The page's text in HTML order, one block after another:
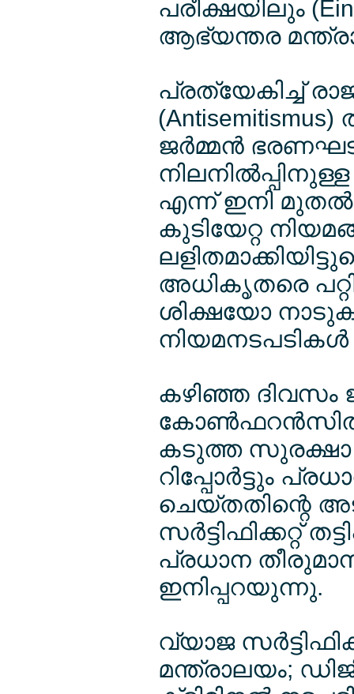
പരീക്ഷയിലും
ആഭ്യന്തര
പ്രത്യേകിച്ച്
ജര്‍മ്മന്‍
എന്ന് ഇനി മുതല്‍
കുടിയേറ്റ
അധികൃതരെ
ശിക്ഷയോ
നിയമനടപടികള്‍
കഴിഞ്ഞ ദിവസം
കോണ്‍ഫറന്‍സില്‍
കടുത്ത സുരക്ഷാ
റിപ്പോര്‍ട്ടും
ചെയ്തതിന്റെ
സര്‍ട്ടിഫിക്കറ്റ്
പ്രധാന
ഇനിപ്പറയുന്നു.
വ്യാജ
മന്ത്രാലയം;